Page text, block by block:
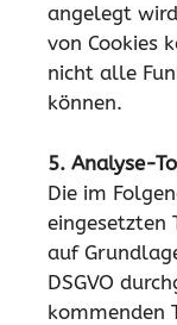
angelegt
von Cookies
nicht alle
können.
5. Analyse-
Die im
eingesetzten
auf
DSGVO
kommenden